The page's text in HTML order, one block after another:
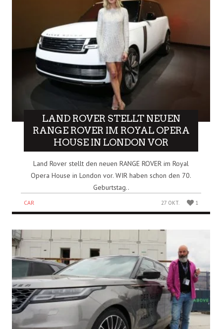
LAND ROVER STELLT NEUEN
RANGE ROVER IM ROYAL OPERA
HOUSE IN LONDON VOR
Land Rover stellt den neuen RANGE ROVER im Royal
Opera House in London vor. WIR haben schon den 70.
Geburtstag..
CAR 27 OKT. 1